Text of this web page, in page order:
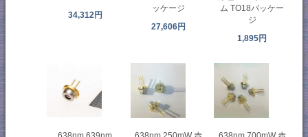
34,312円
ッケージ
27,606円
ム TO18パッケー
ジ
1,895円